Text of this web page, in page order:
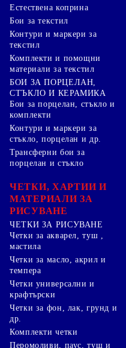
Естествена коприна
Бои за текстил
Контури и маркери за
текстил
Комплекти и помощни
материали за текстил
БОИ ЗА ПОРЦЕЛАН,
СТЪКЛО И КЕРАМИКА
Бои за порцелан, стъкло и
комплекти
Контури и маркери за
стъкло, порцелан и др.
Трансферни бои за
порцелан и стъкло
ЧЕТКИ, ХАРТИИ И
МАТЕРИАЛИ ЗА
РИСУВАНЕ
ЧЕТКИ ЗА РИСУВАНЕ
Четки за акварел, туш ,
мастила
Четки за масло, акрил и
темпера
Четки универсални и
крафтърски
Четки за фон, лак, грунд и
др.
Комплекти четки
Перомоливи, паус, туш и